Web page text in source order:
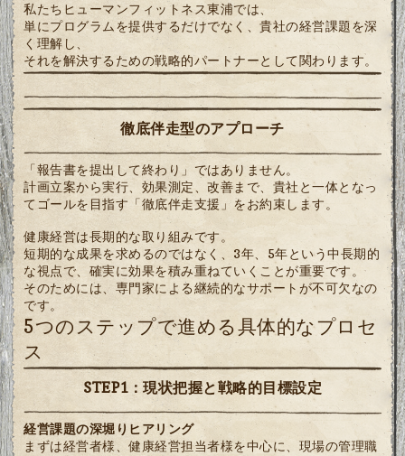
私たちヒューマンフィットネス東浦では、
単にプログラムを提供するだけでなく、貴社の経営課題を深
く理解し、
それを解決するための戦略的パートナーとして関わります。
徹底伴走型のアプローチ
「報告書を提出して終わり」ではありません。
計画立案から実行、効果測定、改善まで、貴社と一体となっ
てゴールを目指す「徹底伴走支援」をお約束します。
健康経営は長期的な取り組みです。
短期的な成果を求めるのではなく、3年、5年という中長期的
な視点で、確実に効果を積み重ねていくことが重要です。
そのためには、専門家による継続的なサポートが不可欠なの
です。
5つのステップで進める具体的なプロセ
ス
STEP1：現状把握と戦略的目標設定
経営課題の深堀りヒアリング
まずは経営者様、健康経営担当者様を中心に、現場の管理職